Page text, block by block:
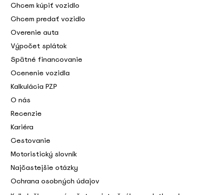
Chcem kúpiť vozidlo
Chcem predať vozidlo
Overenie auta
Výpočet splátok
Spätné financovanie
Ocenenie vozidla
Kalkulácia PZP
O nás
Recenzie
Kariéra
Cestovanie
Motoristický slovník
Najčastejšie otázky
Ochrana osobných údajov